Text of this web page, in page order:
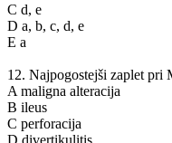
C d, e
D a, b, c, d, e
E a
12. Najpogostejši zaplet pri
A maligna alteracija
B ileus
C perforacija
D divertikulitis